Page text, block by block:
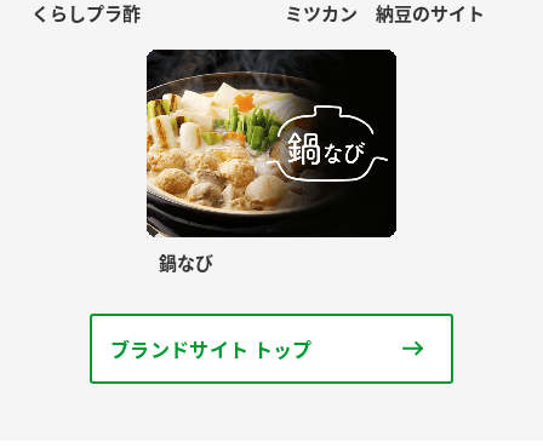
くらしプラ酢 ミツカン 納豆のサイト
鍋なび
ブランドサイト トップ